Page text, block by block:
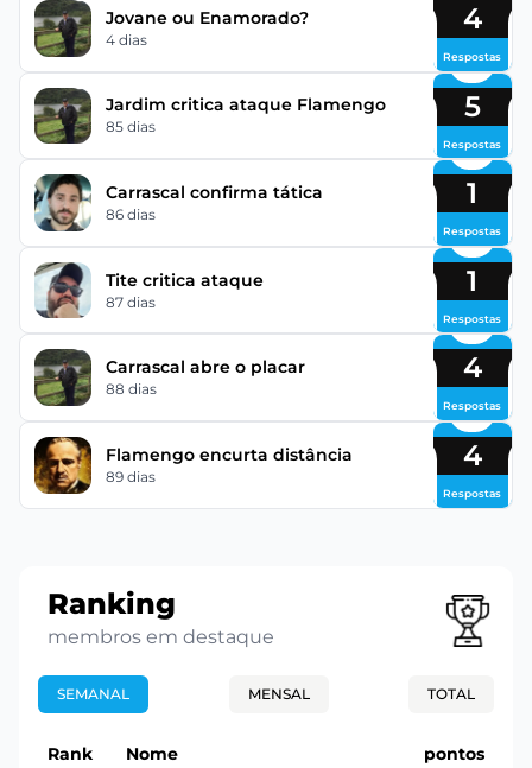
Jovane ou Enamorado?
4 dias
4
Respostas
Jardim critica ataque Flamengo
85 dias
5
Respostas
Carrascal confirma tática
86 dias
1
Respostas
Tite critica ataque
87 dias
1
Respostas
Carrascal abre o placar
88 dias
4
Respostas
Flamengo encurta distância
89 dias
4
Respostas
Ranking
membros em destaque
SEMANAL MENSAL TOTAL
Rank Nome pontos